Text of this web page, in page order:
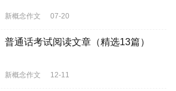
新概念作文 07-20
普通话考试阅读文章（精选13篇）
新概念作文 12-11